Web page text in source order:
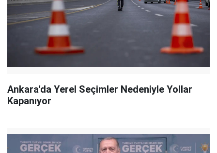
Ankara'da Yerel Seçimler Nedeniyle Yollar
Kapanıyor